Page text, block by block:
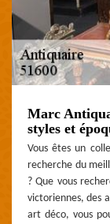
Marc
styles et
Vous êtes un
recherche du
? Que vous
victoriennes, des
art déco, vous